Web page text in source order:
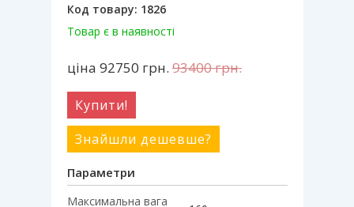
Код товару: 1826
Товар є в наявності
ціна 92750 грн. 93400грн.
Купити!
Знайшли дешевше?
Параметри
Максимальна вага